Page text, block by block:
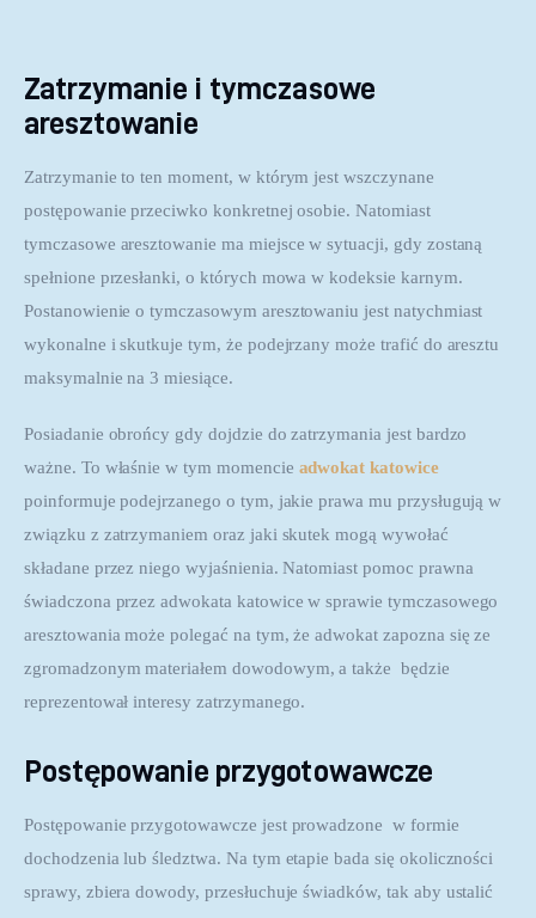
Zatrzymanie i tymczasowe
aresztowanie
Zatrzymanie to ten moment, w którym jest wszczynane
postępowanie przeciwko konkretnej osobie. Natomiast
tymczasowe aresztowanie ma miejsce w sytuacji, gdy zostaną
spełnione przesłanki, o których mowa w kodeksie karnym.
Postanowienie o tymczasowym aresztowaniu jest natychmiast
wykonalne i skutkuje tym, że podejrzany może trafić do aresztu
maksymalnie na 3 miesiące.
Posiadanie obrońcy gdy dojdzie do zatrzymania jest bardzo
ważne. To właśnie w tym momencie adwokat katowice
poinformuje podejrzanego o tym, jakie prawa mu przysługują w
związku z zatrzymaniem oraz jaki skutek mogą wywołać
składane przez niego wyjaśnienia. Natomiast pomoc prawna
świadczona przez adwokata katowice w sprawie tymczasowego
aresztowania może polegać na tym, że adwokat zapozna się ze
zgromadzonym materiałem dowodowym, a także  będzie
reprezentował interesy zatrzymanego.
Postępowanie przygotowawcze
Postępowanie przygotowawcze jest prowadzone  w formie
dochodzenia lub śledztwa. Na tym etapie bada się okoliczności
sprawy, zbiera dowody, przesłuchuje świadków, tak aby ustalić